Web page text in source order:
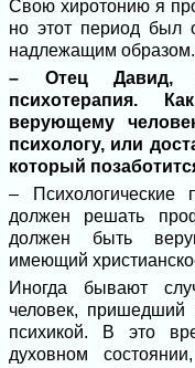
Свою хиротонию я
но этот период был
надлежащим образом.
– Отец Давид,
психотерапия.
верующему
психологу, или
который
– Психологические
должен решать
должен быть
имеющий
Иногда бывают
человек,
психикой. В это
духовном